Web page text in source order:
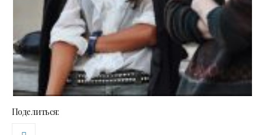
Поделиться: